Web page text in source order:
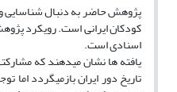
پژوهش حاضر به دنبال شناسایی و
کودکان ایرانی است. رویکرد
اسنادی است.
یافته ­ها نشان می­دهند که
تاریخ دور ایران باز­می­گردد اما